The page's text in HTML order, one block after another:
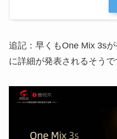
追記：早くもOne Mix 3s
に詳細が発表されるそうで